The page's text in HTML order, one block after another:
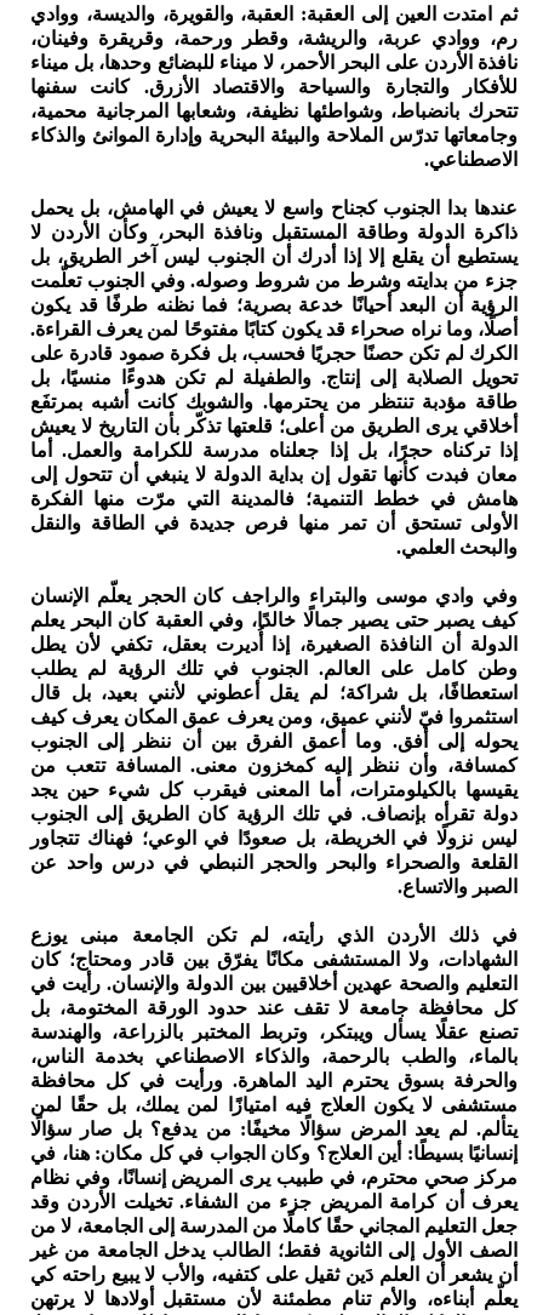
ثم امتدت العين إلى العقبة: العقبة، والقويرة، والديسة، ووادي
رم، ووادي عربة، والريشة، وقطر ورحمة، وقريقرة وفينان،
نافذة الأردن على البحر الأحمر، لا ميناء للبضائع وحدها، بل ميناء
للأفكار والتجارة والسياحة والاقتصاد الأزرق. كانت سفنها
تتحرك بانضباط، وشواطئها نظيفة، وشعابها المرجانية محمية،
وجامعاتها تدرّس الملاحة والبيئة البحرية وإدارة الموانئ والذكاء
الاصطناعي.
عندها بدا الجنوب كجناح واسع لا يعيش في الهامش، بل يحمل
ذاكرة الدولة وطاقة المستقبل ونافذة البحر، وكأن الأردن لا
يستطيع أن يقلع إلا إذا أدرك أن الجنوب ليس آخر الطريق، بل
جزء من بدايته وشرط من شروط وصوله. وفي الجنوب تعلّمت
الرؤية أن البعد أحيانًا خدعة بصرية؛ فما نظنه طرفًا قد يكون
أصلًا، وما نراه صحراء قد يكون كتابًا مفتوحًا لمن يعرف القراءة.
الكرك لم تكن حصنًا حجريًا فحسب، بل فكرة صمود قادرة على
تحويل الصلابة إلى إنتاج. والطفيلة لم تكن هدوءًا منسيًا، بل
طاقة مؤدبة تنتظر من يحترمها. والشوبك كانت أشبه بمرتفَع
أخلاقي يرى الطريق من أعلى؛ قلعتها تذكّر بأن التاريخ لا يعيش
إذا تركناه حجرًا، بل إذا جعلناه مدرسة للكرامة والعمل. أما
معان فبدت كأنها تقول إن بداية الدولة لا ينبغي أن تتحول إلى
هامش في خطط التنمية؛ فالمدينة التي مرّت منها الفكرة
الأولى تستحق أن تمر منها فرص جديدة في الطاقة والنقل
والبحث العلمي.
وفي وادي موسى والبتراء والراجف كان الحجر يعلّم الإنسان
كيف يصبر حتى يصير جمالًا خالدًا، وفي العقبة كان البحر يعلم
الدولة أن النافذة الصغيرة، إذا أُديرت بعقل، تكفي لأن يطل
وطن كامل على العالم. الجنوب في تلك الرؤية لم يطلب
استعطافًا، بل شراكة؛ لم يقل أعطوني لأنني بعيد، بل قال
استثمروا فيّ لأنني عميق، ومن يعرف عمق المكان يعرف كيف
يحوله إلى أفق. وما أعمق الفرق بين أن ننظر إلى الجنوب
كمسافة، وأن ننظر إليه كمخزون معنى. المسافة تتعب من
يقيسها بالكيلومترات، أما المعنى فيقرب كل شيء حين يجد
دولة تقرأه بإنصاف. في تلك الرؤية كان الطريق إلى الجنوب
ليس نزولًا في الخريطة، بل صعودًا في الوعي؛ فهناك تتجاور
القلعة والصحراء والبحر والحجر النبطي في درس واحد عن
الصبر والاتساع.
في ذلك الأردن الذي رأيته، لم تكن الجامعة مبنى يوزع
الشهادات، ولا المستشفى مكانًا يفرّق بين قادر ومحتاج؛ كان
التعليم والصحة عهدين أخلاقيين بين الدولة والإنسان. رأيت في
كل محافظة جامعة لا تقف عند حدود الورقة المختومة، بل
تصنع عقلًا يسأل ويبتكر، وتربط المختبر بالزراعة، والهندسة
بالماء، والطب بالرحمة، والذكاء الاصطناعي بخدمة الناس،
والحرفة بسوق يحترم اليد الماهرة. ورأيت في كل محافظة
مستشفى لا يكون العلاج فيه امتيازًا لمن يملك، بل حقًا لمن
يتألم. لم يعد المرض سؤالًا مخيفًا: من يدفع؟ بل صار سؤالًا
إنسانيًا بسيطًا: أين العلاج؟ وكان الجواب في كل مكان: هنا، في
مركز صحي محترم، في طبيب يرى المريض إنسانًا، وفي نظام
يعرف أن كرامة المريض جزء من الشفاء. تخيلت الأردن وقد
جعل التعليم المجاني حقًا كاملًا من المدرسة إلى الجامعة، لا من
الصف الأول إلى الثانوية فقط؛ الطالب يدخل الجامعة من غير
أن يشعر أن العلم دَين ثقيل على كتفيه، والأب لا يبيع راحته كي
يعلّم أبناءه، والأم تنام مطمئنة لأن مستقبل أولادها لا يرتهن